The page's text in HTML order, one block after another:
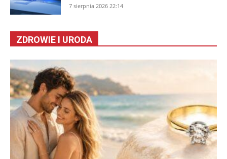
7 sierpnia 2026 22:14
ZDROWIE I URODA